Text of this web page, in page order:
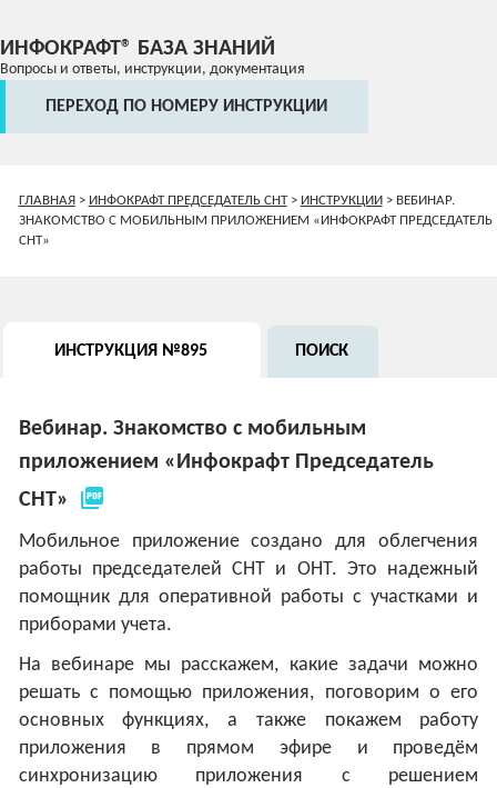
ИНФОКРАФТ® БАЗА ЗНАНИЙ
Вопросы и ответы, инструкции, документация
ПЕРЕХОД ПО НОМЕРУ ИНСТРУКЦИИ
ГЛАВНАЯ> ИНФОКРАФТ ПРЕДСЕДАТЕЛЬ СНТ> ИНСТРУКЦИИ> ВЕБИНАР.
ЗНАКОМСТВО С МОБИЛЬНЫМ ПРИЛОЖЕНИЕМ «ИНФОКРАФТ ПРЕДСЕДАТЕЛЬ
СНТ»
ИНСТРУКЦИЯ №895 ПОИСК
Вебинар. Знакомство с мобильным
приложением «Инфокрафт Председатель
СНТ»
picture_as_pdf
Мобильное приложение создано для облегчения
работы председателей СНТ и ОНТ. Это надежный
помощник для оперативной работы с участками и
приборами учета.
На вебинаре мы расскажем, какие задачи можно
решать с помощью приложения, поговорим о его
основных функциях, а также покажем работу
приложения в прямом эфире и проведём
синхронизацию приложения с решением